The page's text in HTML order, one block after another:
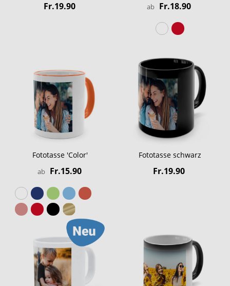
Fr.19.90 ab Fr.18.90
Fototasse 'Color'
ab Fr.15.90
Fototasse schwarz
Fr.19.90